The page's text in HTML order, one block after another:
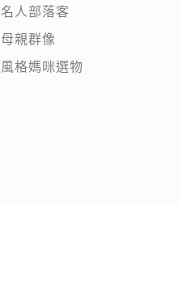
名人部落客
母親群像
風格媽咪選物